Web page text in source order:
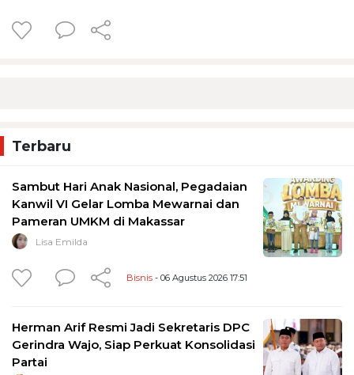
Terbaru
Sambut Hari Anak Nasional, Pegadaian
Kanwil VI Gelar Lomba Mewarnai dan
Pameran UMKM di Makassar
Lisa Emilda
Bisnis - 06 Agustus 2026 17:51
Herman Arif Resmi Jadi Sekretaris DPC
Gerindra Wajo, Siap Perkuat Konsolidasi
Partai